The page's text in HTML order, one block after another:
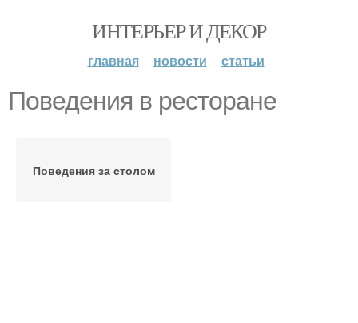
ИНТЕРЬЕР И ДЕКОР
главная новости статьи
Поведения в ресторане
Поведения за столом